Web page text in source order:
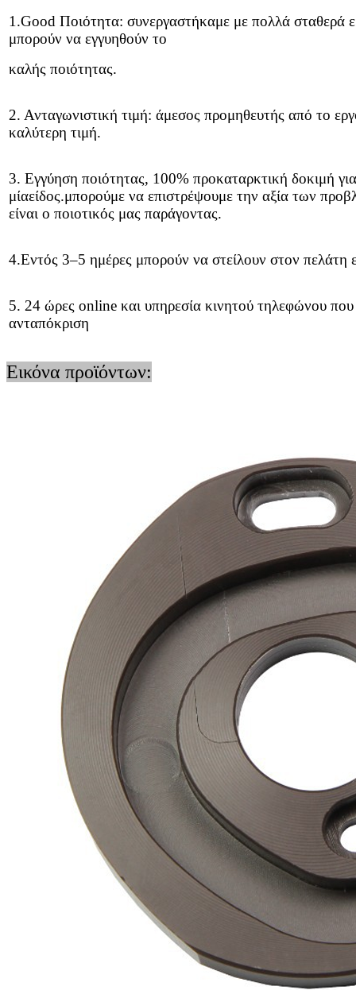
1.Good Ποιότητα: συνεργαστήκαμε με πολλά σταθερά
μπορούν να εγγυηθούν το
καλής ποιότητας.
2. Ανταγωνιστική τιμή: άμεσος προμηθευτής από το
καλύτερη τιμή.
3. Εγγύηση ποιότητας, 100% προκαταρκτική δοκιμή
μίαείδος.μπορούμε να επιστρέψουμε την αξία των
είναι ο ποιοτικός μας παράγοντας.
4.Εντός 3–5 ημέρες μπορούν να στείλουν στον πελάτη
5. 24 ώρες online και υπηρεσία κινητού τηλεφώνου που
ανταπόκριση
Εικόνα προϊόντων: